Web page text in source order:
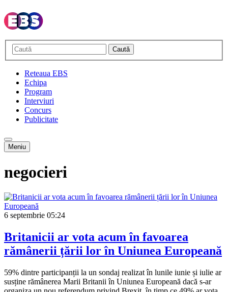
Caută
Reteaua EBS
Echipa
Program
Interviuri
Concurs
Publicitate
Meniu
negocieri
6 septembrie 05:24
Britanicii ar vota acum în favoarea
rămânerii țării lor în Uniunea Europeană
59% dintre participanții la un sondaj realizat în lunile iunie și iulie ar
susține rămânerea Marii Britanii în Uniunea Europeană dacă s-ar